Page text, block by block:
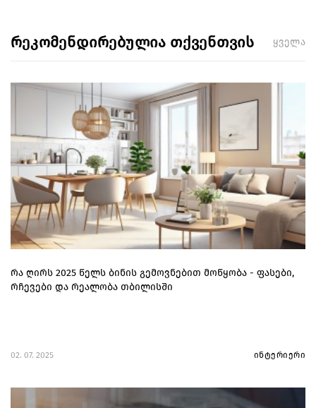
რეკომენდირებულია თქვენთვის ყველა
რა ღირს 2025 წელს ბინის გემოვნებით მოწყობა - ფასები,
რჩევები და რეალობა თბილისში
02. 07. 2025 ინტერიერი